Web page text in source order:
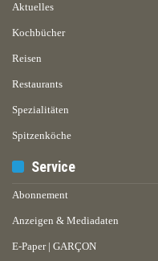
Aktuelles
Kochbücher
Reisen
Restaurants
Spezialitäten
Spitzenköche
Service
Abonnement
Anzeigen & Mediadaten
E-Paper | GARÇON